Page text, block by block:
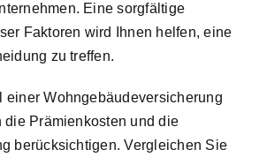
Eine sorgfältige
Faktoren wird Ihnen helfen, eine
zu treffen.
einer Wohngebäudeversicherung
die Prämienkosten und die
berücksichtigen. Vergleichen Sie